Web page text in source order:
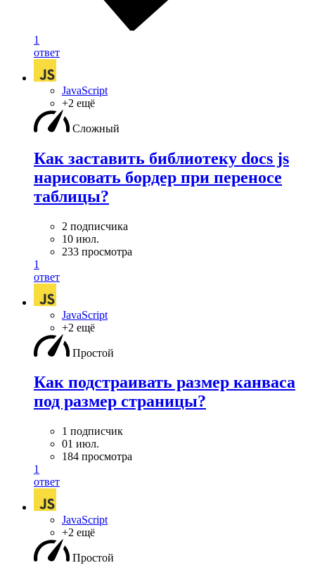
1
ответ
JavaScript
+2 ещё
Сложный
Как заставить библиотеку docs js
нарисовать бордер при переносе
таблицы?
2 подписчика
10 июл.
233 просмотра
1
ответ
JavaScript
+2 ещё
Простой
Как подстраивать размер канваса
под размер страницы?
1 подписчик
01 июл.
184 просмотра
1
ответ
JavaScript
+2 ещё
Простой